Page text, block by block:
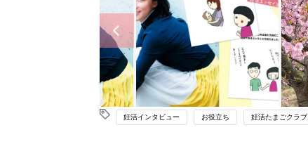
妊活インタビュー お役立ち 妊活たまごクラブ